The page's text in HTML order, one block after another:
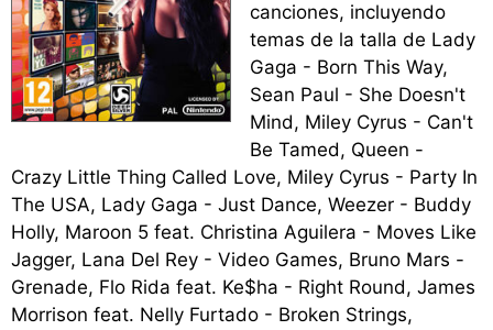
canciones, incluyendo
temas de la talla de Lady
Gaga - Born This Way,
Sean Paul - She Doesn't
Mind, Miley Cyrus - Can't
Be Tamed, Queen -
Crazy Little Thing Called Love, Miley Cyrus - Party In
The USA, Lady Gaga - Just Dance, Weezer - Buddy
Holly, Maroon 5 feat. Christina Aguilera - Moves Like
Jagger, Lana Del Rey - Video Games, Bruno Mars -
Grenade, Flo Rida feat. Ke$ha - Right Round, James
Morrison feat. Nelly Furtado - Broken Strings,